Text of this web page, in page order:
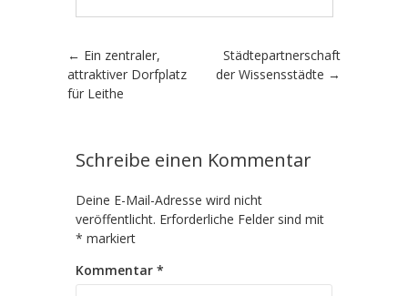
Artikel-Navigation
← Ein zentraler,
attraktiver Dorfplatz
für Leithe
Städtepartnerschaft
der Wissensstädte →
Schreibe einen Kommentar
Deine E-Mail-Adresse wird nicht
veröffentlicht. Erforderliche Felder sind mit
* markiert
Kommentar *